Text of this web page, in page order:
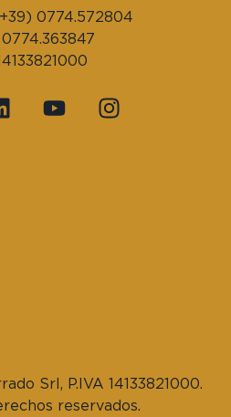
0774.572804
Srl, P.IVA 14133821000.
reservados.